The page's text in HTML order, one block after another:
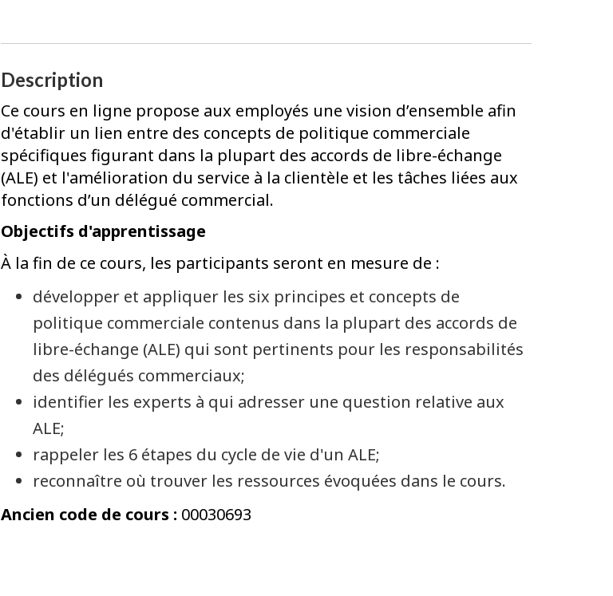
Description
Ce cours en ligne propose aux employés une vision d’ensemble afin
d'établir un lien entre des concepts de politique commerciale
spécifiques figurant dans la plupart des accords de libre-échange
(ALE) et l'amélioration du service à la clientèle et les tâches liées aux
fonctions d’un délégué commercial.
Objectifs d'apprentissage
À la fin de ce cours, les participants seront en mesure de :
développer et appliquer les six principes et concepts de
politique commerciale contenus dans la plupart des accords de
libre-échange (ALE) qui sont pertinents pour les responsabilités
des délégués commerciaux;
identifier les experts à qui adresser une question relative aux
ALE;
rappeler les 6 étapes du cycle de vie d'un ALE;
reconnaître où trouver les ressources évoquées dans le cours.
Ancien code de cours : 00030693